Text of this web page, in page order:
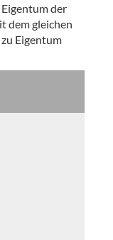
der
dem gleichen
Eigentum